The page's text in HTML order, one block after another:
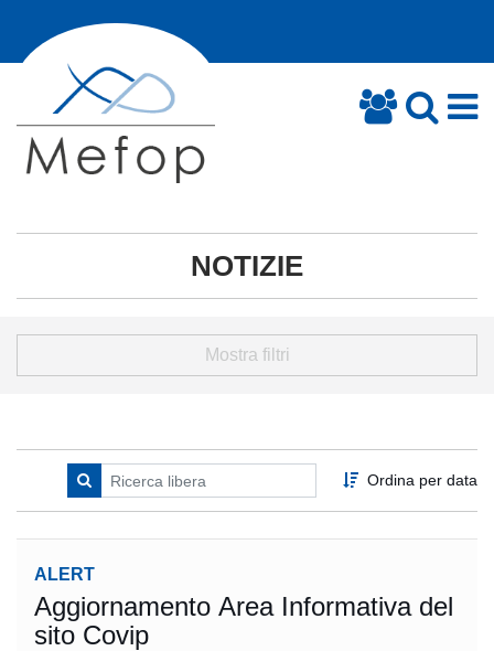
NOTIZIE
Mostra filtri
Ordina per data
ALERT
Aggiornamento Area Informativa del
sito Covip